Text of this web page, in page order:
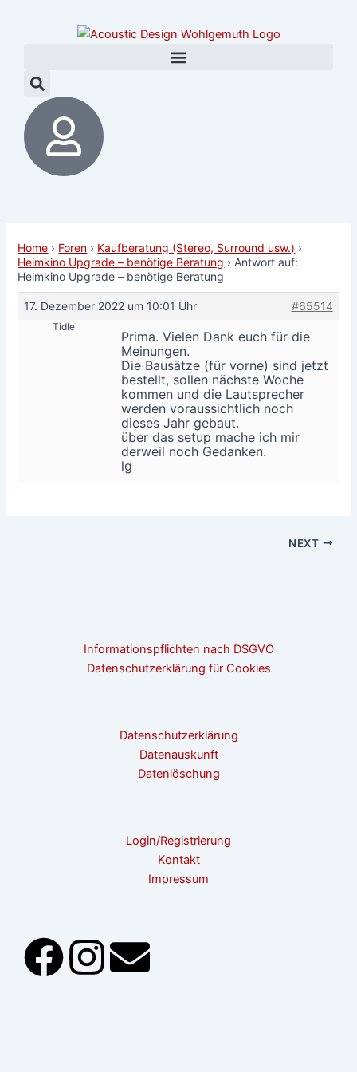
Home › Foren › Kaufberatung (Stereo, Surround usw.) ›
Heimkino Upgrade – benötige Beratung › Antwort auf:
Heimkino Upgrade – benötige Beratung
17. Dezember 2022 um 10:01 Uhr #65514
Tidle
Prima. Vielen Dank euch für die
Meinungen.
Die Bausätze (für vorne) sind jetzt
bestellt, sollen nächste Woche
kommen und die Lautsprecher
werden voraussichtlich noch
dieses Jahr gebaut.
über das setup mache ich mir
derweil noch Gedanken.
lg
NEXT
Informationspflichten nach DSGVO
Datenschutzerklärung für Cookies
Datenschutzerklärung
Datenauskunft
Datenlöschung
Login/Registrierung
Kontakt
Impressum
F I
E